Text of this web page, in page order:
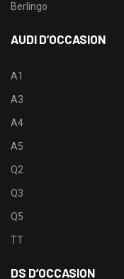
Berlingo
AUDI D’OCCASION
A1
A3
A4
A5
Q2
Q3
Q5
TT
DS D’OCCASION